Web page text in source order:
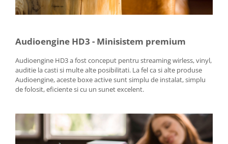
Audioengine HD3 - Minisistem premium
Audioengine HD3 a fost conceput pentru streaming wirless, vinyl,
auditie la casti si multe alte posibilitati. La fel ca si alte produse
Audioengine, aceste boxe active sunt simplu de instalat, simplu
de folosit, eficiente si cu un sunet excelent.